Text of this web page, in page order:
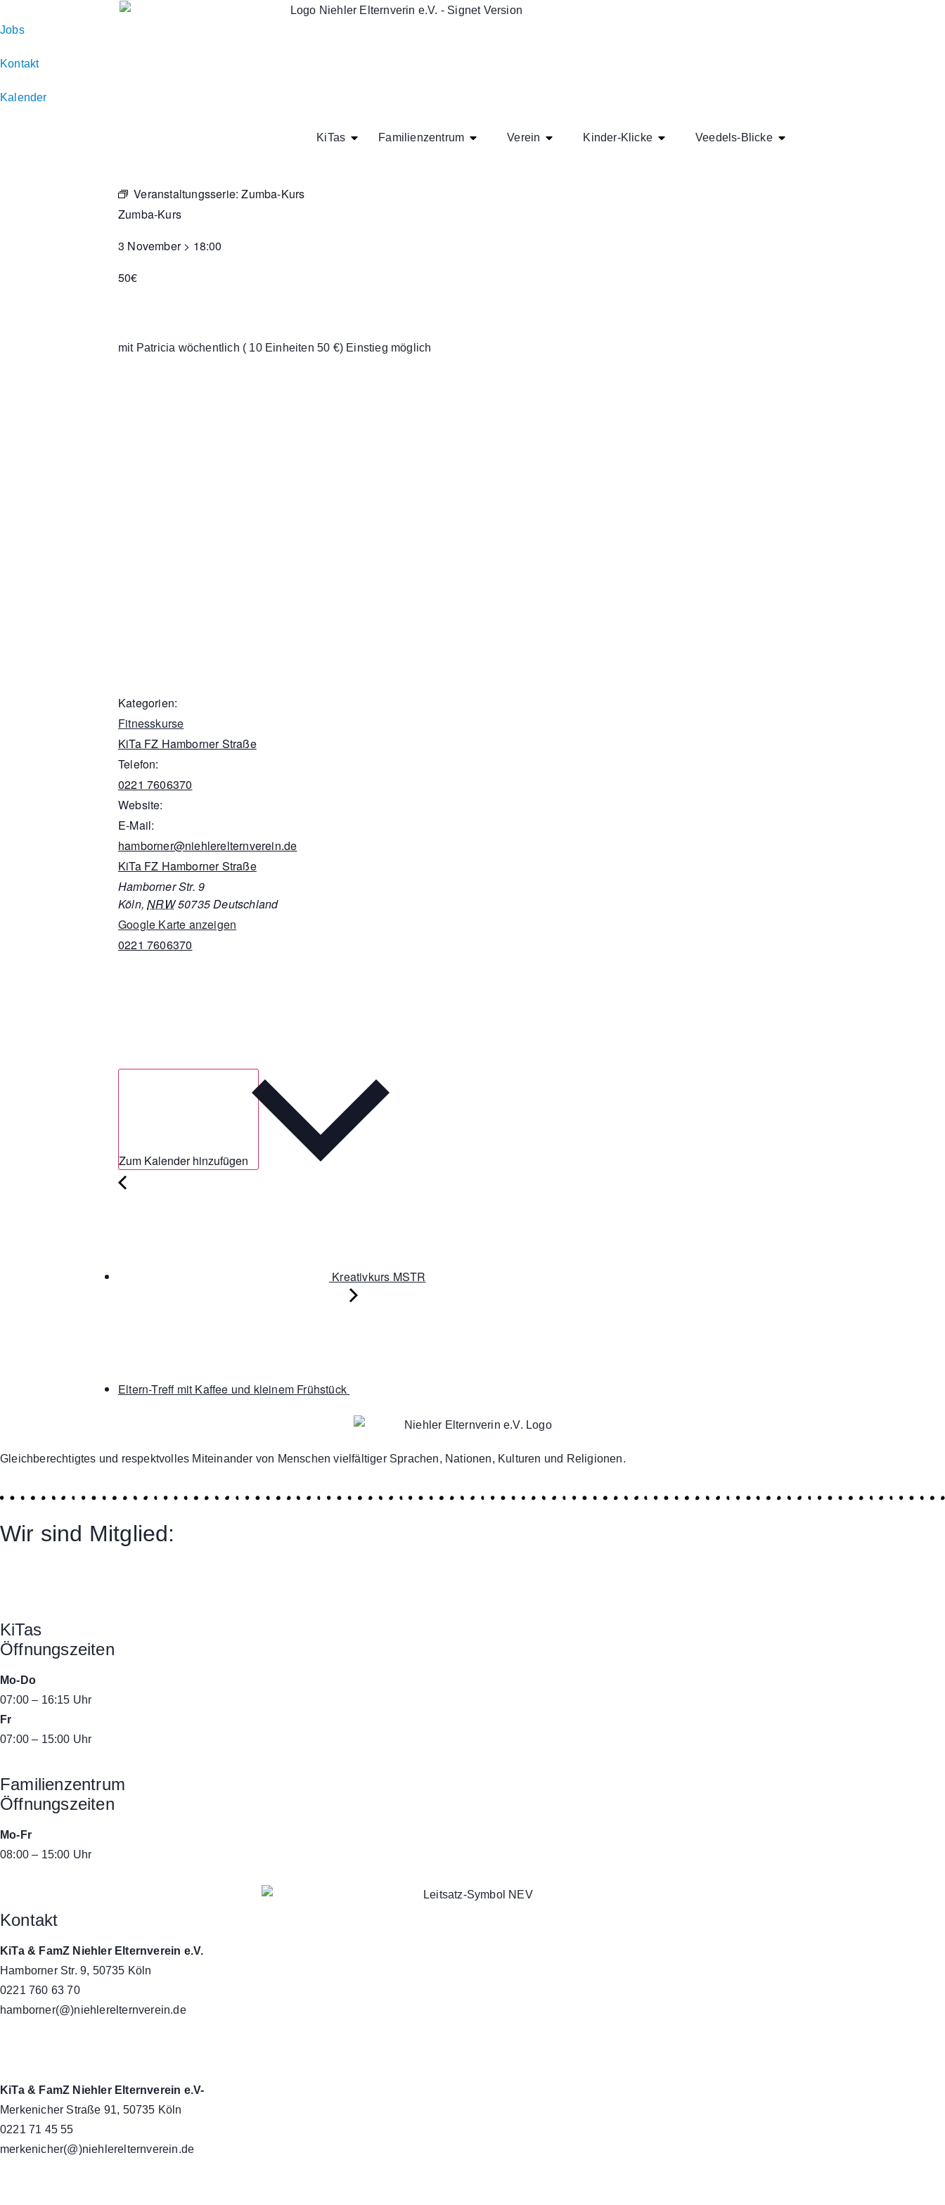
Inhalt
Jobs
Kontakt
Kalender
KiTas Familienzentrum Verein Kinder-Klicke Veedels-Blicke
Veranstaltungsserie:Zumba-Kurs
Zumba-Kurs
3 November > 18:00
50€
mit Patricia wöchentlich ( 10 Einheiten 50 €) Einstieg möglich
Kategorien:
Fitnesskurse
KiTa FZ Hamborner Straße
Telefon:
0221 7606370
Website:
E-Mail:
hamborner@niehlerelternverein.de
KiTa FZ Hamborner Straße
Hamborner Str. 9
Köln, NRW50735Deutschland
Google Karte anzeigen
0221 7606370
Zum Kalender hinzufügen
Kreativkurs MSTR
Eltern-Treff mit Kaffee und kleinem Frühstück
Gleichberechtigtes und respektvolles Miteinander von Menschen vielfältiger Sprachen, Nationen, Kulturen und Religionen.
Wir sind Mitglied:
KiTas
Öffnungszeiten
Mo-Do
07:00 – 16:15 Uhr
Fr
07:00 – 15:00 Uhr
Familienzentrum
Öffnungszeiten
Mo-Fr
08:00 – 15:00 Uhr
Kontakt
KiTa & FamZ Niehler Elternverein e.V.
Hamborner Str. 9, 50735 Köln
0221 760 63 70
hamborner(@)niehlerelternverein.de
KiTa & FamZ Niehler Elternverein e.V-
Merkenicher Straße 91, 50735 Köln
0221 71 45 55
merkenicher(@)niehlerelternverein.de